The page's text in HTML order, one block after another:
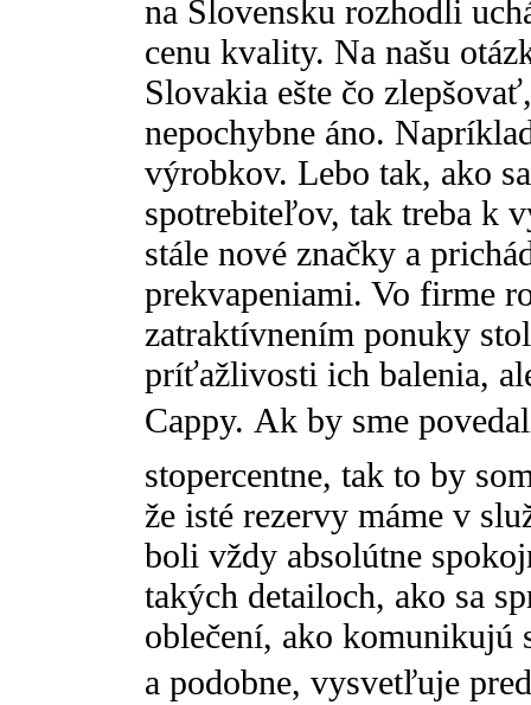
na Slovensku rozhodli
cenu kvality. Na našu
Slovakia ešte čo
nepochybne áno.
výrobkov. Lebo tak, ako
spotrebiteľov, tak treba k
stále nové značky a
prekvapeniami. Vo firme
zatraktívnením ponuky
príťažlivosti ich balenia,
Cappy. Ak by sme
stopercentne, tak to by
že isté rezervy máme v
boli vždy absolútne
takých detailoch, ako sa
oblečení, ako komunikujú
a podobne, vysvetľuje